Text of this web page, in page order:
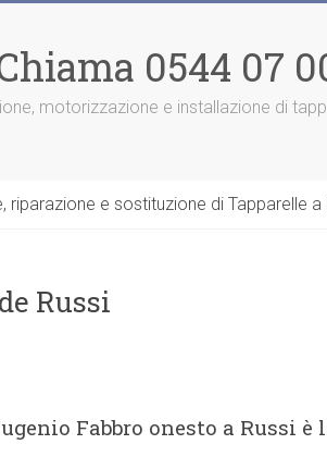
0544 07
motorizzazione e installazione di
e sostituzione di Tapparelle a
Russi
Fabbro onesto a Russi è